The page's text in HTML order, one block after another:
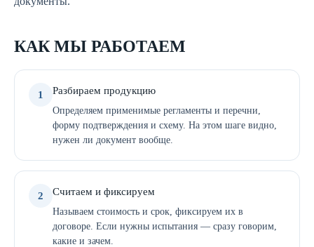
КАК МЫ РАБОТАЕМ
1 Разбираем продукцию
Определяем применимые регламенты и перечни,
форму подтверждения и схему. На этом шаге видно,
нужен ли документ вообще.
2 Считаем и фиксируем
Называем стоимость и срок, фиксируем их в
договоре. Если нужны испытания — сразу говорим,
какие и зачем.